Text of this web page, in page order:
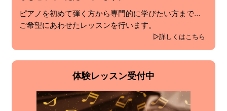
ピアノを初めて弾く方から専門的に学びたい方まで…
ご希望にあわせたレッスンを行います。
詳しくはこちら
体験レッスン受付中